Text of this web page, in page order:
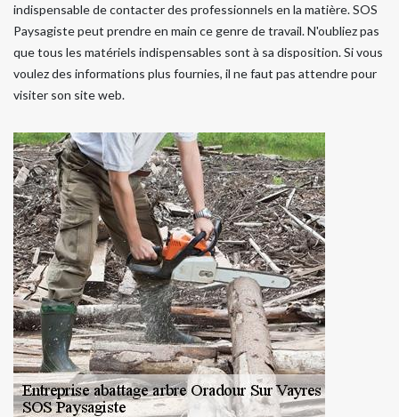
indispensable de contacter des professionnels en la matière. SOS
Paysagiste peut prendre en main ce genre de travail. N'oubliez pas
que tous les matériels indispensables sont à sa disposition. Si vous
voulez des informations plus fournies, il ne faut pas attendre pour
visiter son site web.